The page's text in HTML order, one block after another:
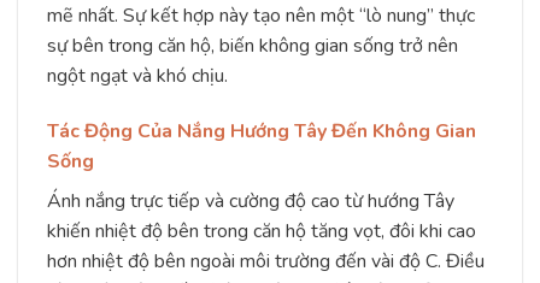
mẽ nhất. Sự kết hợp này tạo nên một “lò nung” thực
sự bên trong căn hộ, biến không gian sống trở nên
ngột ngạt và khó chịu.
Tác Động Của Nắng Hướng Tây Đến Không Gian
Sống
Ánh nắng trực tiếp và cường độ cao từ hướng Tây
khiến nhiệt độ bên trong căn hộ tăng vọt, đôi khi cao
hơn nhiệt độ bên ngoài môi trường đến vài độ C. Điều